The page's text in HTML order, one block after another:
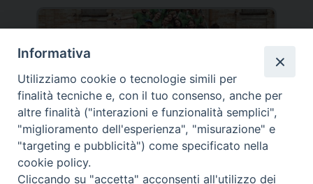
Torna il Campo Missionario Diocesano
_____________________________________________________
Informativa
Utilizziamo cookie o tecnologie simili per
finalità tecniche e, con il tuo consenso, anche per
altre finalità ("interazioni e funzionalità semplici",
"miglioramento dell'esperienza", "misurazione" e
"targeting e pubblicità") come specificato nella
cookie policy.
Cliccando su "accetta" acconsenti all'utilizzo dei